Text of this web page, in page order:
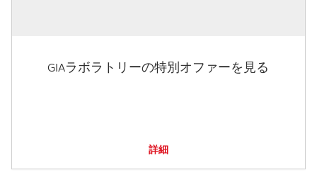
GIAラボラトリーの特別オファーを見る
詳細